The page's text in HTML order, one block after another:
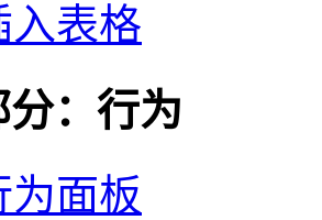
入表格
：行为
为面板